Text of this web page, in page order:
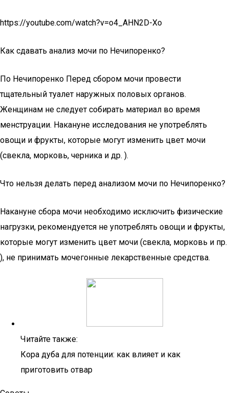
https://youtube.com/watch?v=o4_AHN2D-Xo
Как сдавать анализ мочи по Нечипоренко?
По Нечипоренко Перед сбором мочи провести
тщательный туалет наружных половых органов.
Женщинам не следует собирать материал во время
менструации. Накануне исследования не употреблять
овощи и фрукты, которые могут изменить цвет мочи
(свекла, морковь, черника и др. ).
Что нельзя делать перед анализом мочи по Нечипоренко?
Накануне сбора мочи необходимо исключить физические
нагрузки, рекомендуется не употреблять овощи и фрукты,
которые могут изменить цвет мочи (свекла, морковь и пр.
), не принимать мочегонные лекарственные средства.
Читайте также:
Кора дуба для потенции: как влияет и как
приготовить отвар